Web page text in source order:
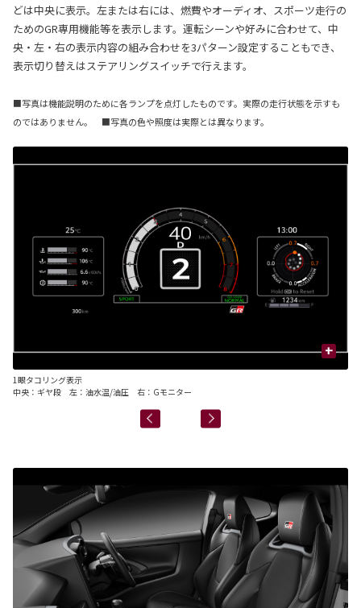
どは中央に表示。左または右には、燃費やオーディオ、スポーツ走行の
ためのGR専用機能等を表示します。運転シーンや好みに合わせて、中
央・左・右の表示内容の組み合わせを3パターン設定することもでき、
表示切り替えはステアリングスイッチで行えます。
■写真は機能説明のために各ランプを点灯したものです。実際の走行状態を示すも
のではありません。 ■写真の色や照度は実際とは異なります。
+
1眼タコリング表示
中央：ギヤ段 左：油水温/油圧 右：Gモニター